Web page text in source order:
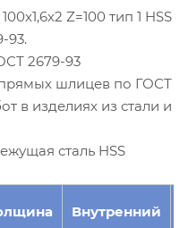
Z=100 тип 1 HSS
93.
2679-93
шлицев по ГОСТ
в изделиях из стали и
сталь HSS
Внутренний